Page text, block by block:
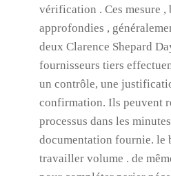
vérification . Ces mesure ,
approfondies ,
deux Clarence Shepard
fournisseurs tiers
un contrôle, une
confirmation. Ils peuvent
processus dans les
documentation fournie. le
travailler volume . de